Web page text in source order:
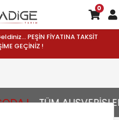
PEŞİN FİYATINA TAKSİT
GEÇİNİZ !
! TÜM
0